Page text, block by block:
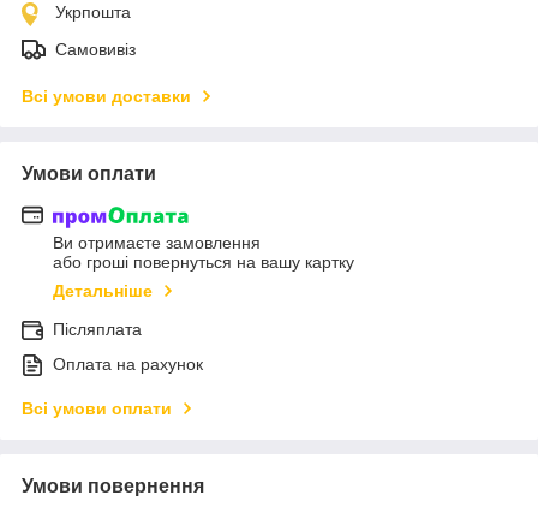
Укрпошта
Самовивіз
Всі умови доставки
Умови оплати
Ви отримаєте замовлення
або гроші повернуться на вашу картку
Детальніше
Післяплата
Оплата на рахунок
Всі умови оплати
Умови повернення